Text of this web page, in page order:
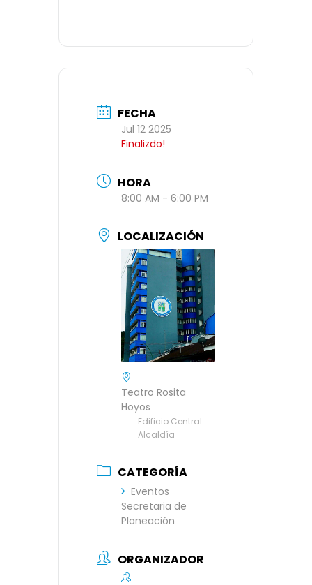
FECHA
Jul 12 2025
Finalizdo!
HORA
8:00 AM - 6:00 PM
LOCALIZACIÓN
Teatro Rosita
Hoyos
Edificio Central
Alcaldía
CATEGORÍA
Eventos
Secretaria de
Planeación
ORGANIZADOR